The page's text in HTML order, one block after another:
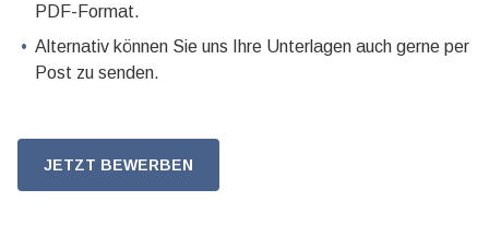
PDF-Format.
Alternativ können Sie uns Ihre Unterlagen auch gerne per
Post zu senden.
JETZT BEWERBEN